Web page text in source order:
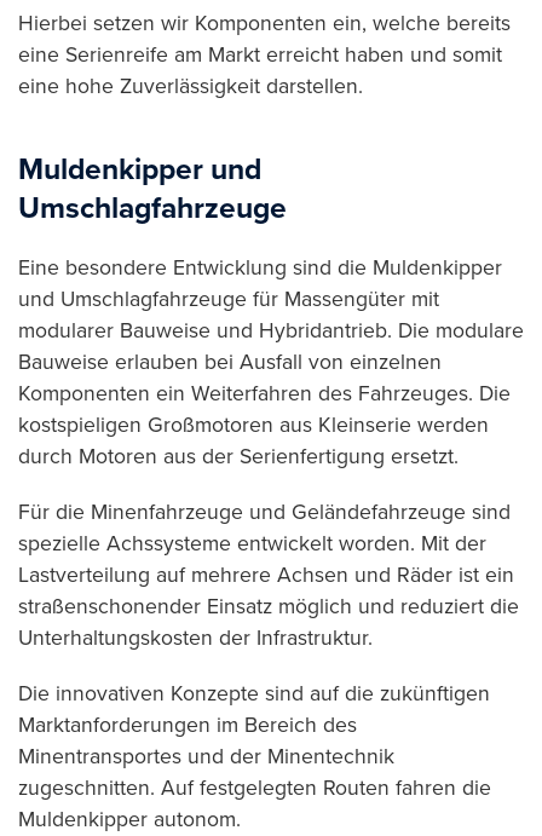
Hierbei setzen wir Komponenten ein, welche bereits
eine Serienreife am Markt erreicht haben und somit
eine hohe Zuverlässigkeit darstellen.
Muldenkipper und
Umschlagfahrzeuge
Eine besondere Entwicklung sind die Muldenkipper
und Umschlagfahrzeuge für Massengüter mit
modularer Bauweise und Hybridantrieb. Die modulare
Bauweise erlauben bei Ausfall von einzelnen
Komponenten ein Weiterfahren des Fahrzeuges. Die
kostspieligen Großmotoren aus Kleinserie werden
durch Motoren aus der Serienfertigung ersetzt.
Für die Minenfahrzeuge und Geländefahrzeuge sind
spezielle Achssysteme entwickelt worden. Mit der
Lastverteilung auf mehrere Achsen und Räder ist ein
straßenschonender Einsatz möglich und reduziert die
Unterhaltungskosten der Infrastruktur.
Die innovativen Konzepte sind auf die zukünftigen
Marktanforderungen im Bereich des
Minentransportes und der Minentechnik
zugeschnitten. Auf festgelegten Routen fahren die
Muldenkipper autonom.